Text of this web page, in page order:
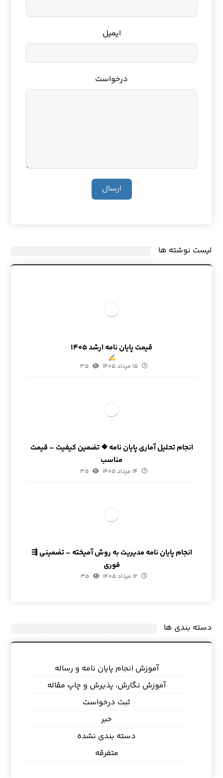
ایمیل
درخواست
ارسال
لیست نوشته ها
قیمت پایان نامه ارشد ۱۴۰۵
۱۵ مرداد ۱۴۰۵ ۳۵
انجام تحلیل آماری پایان نامه ❖ تضمین کیفیت – قیمت
مناسب
۱۴ مرداد ۱۴۰۵ ۳۵
انجام پایان نامه مدیریت به روش آمیخته – تضمینی ⇶
فوری
۱۲ مرداد ۱۴۰۵ ۳۵
دسته بندی ها
آموزش انجام پایان نامه و رساله
آموزش نگارش، پذیرش و چاپ مقاله
ثبت درخواست
خبر
دسته بندی نشده
متفرقه